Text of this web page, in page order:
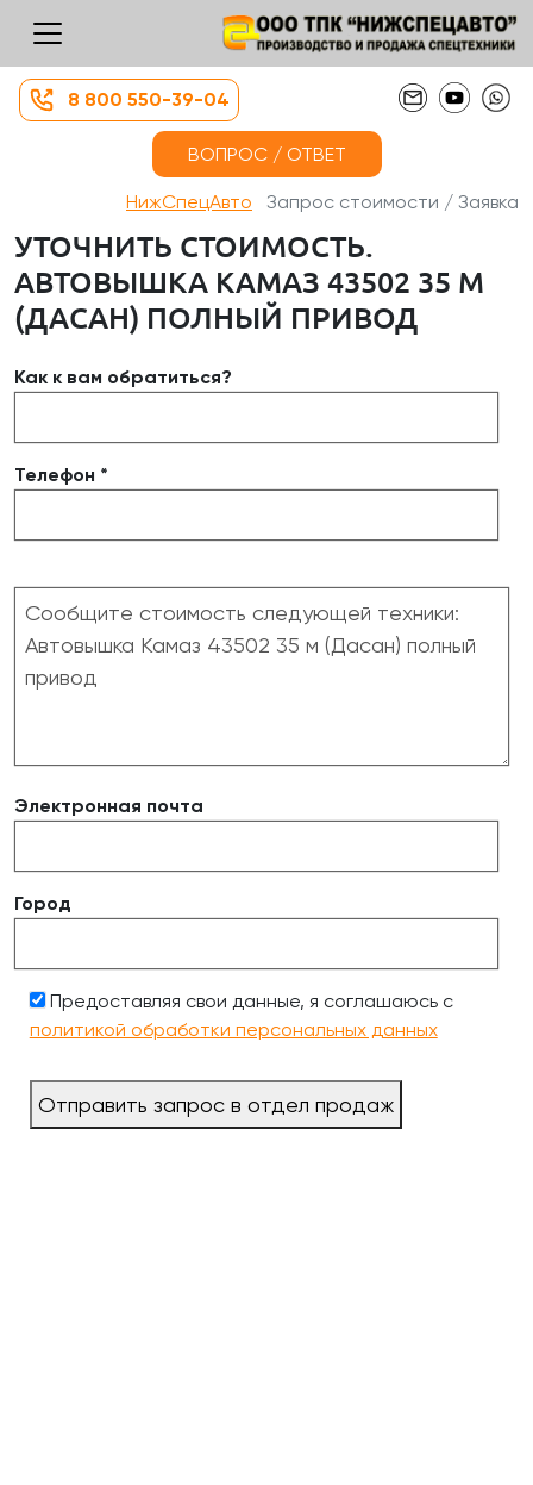
8 800 550-39-04
ВОПРОС / ОТВЕТ
НижСпецАвто Запрос стоимости / Заявка
УТОЧНИТЬ СТОИМОСТЬ.
АВТОВЫШКА КАМАЗ 43502 35 М
(ДАСАН) ПОЛНЫЙ ПРИВОД
Как к вам обратиться?
Телефон *
Электронная почта
Город
Предоставляя свои данные, я соглашаюсь с
политикой обработки персональных данных
Отправить запрос в отдел продаж